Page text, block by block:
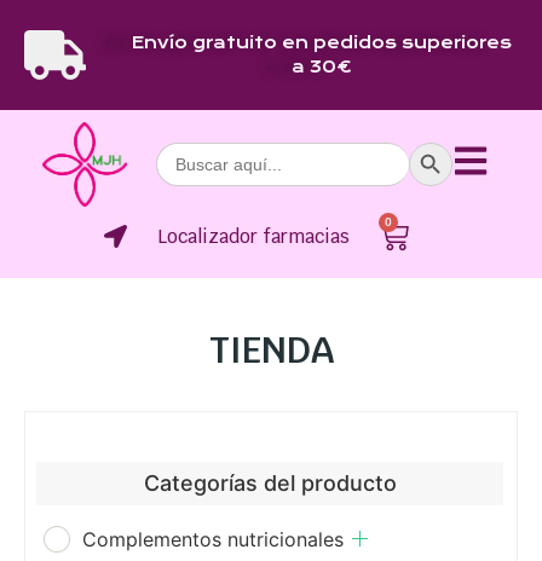
Envío gratuito en pedidos superiores
a 30€
Buscar: Botón de
Localizador farmacias
0
TIENDA
Categorías del producto
Complementos nutricionales